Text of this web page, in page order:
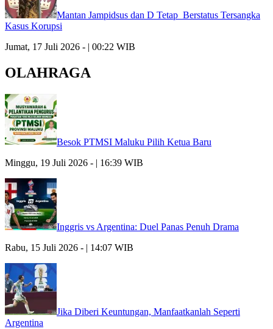
Mantan Jampidsus dan D Tetap Berstatus Tersangka
Kasus Korupsi
Jumat, 17 Juli 2026 - | 00:22 WIB
OLAHRAGA
Besok PTMSI Maluku Pilih Ketua Baru
Minggu, 19 Juli 2026 - | 16:39 WIB
Inggris vs Argentina: Duel Panas Penuh Drama
Rabu, 15 Juli 2026 - | 14:07 WIB
Jika Diberi Keuntungan, Manfaatkanlah Seperti
Argentina